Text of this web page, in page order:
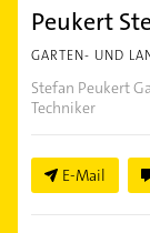
Peukert
GARTEN- UND
Stefan Peukert
Techniker
E-Mail